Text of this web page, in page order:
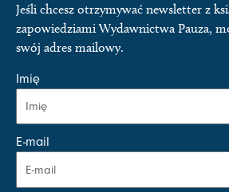
Jeśli chcesz otrzymywać newsletter z
zapowiedziami Wydawnictwa Pauza,
swój adres mailowy.
Imię
E-mail